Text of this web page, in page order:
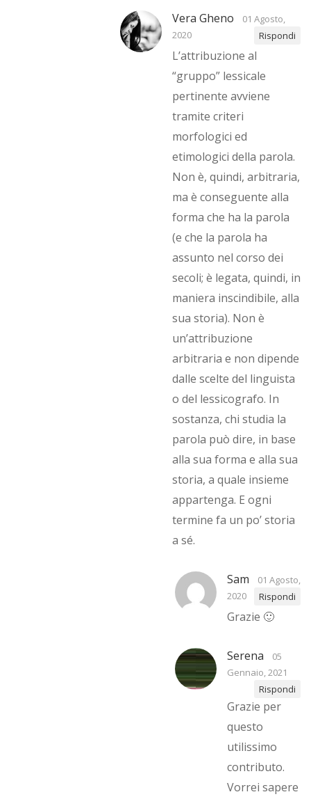
Vera Gheno
01 Agosto,
2020
Rispondi
L’attribuzione al
“gruppo” lessicale
pertinente avviene
tramite criteri
morfologici ed
etimologici della parola.
Non è, quindi, arbitraria,
ma è conseguente alla
forma che ha la parola
(e che la parola ha
assunto nel corso dei
secoli; è legata, quindi, in
maniera inscindibile, alla
sua storia). Non è
un’attribuzione
arbitraria e non dipende
dalle scelte del linguista
o del lessicografo. In
sostanza, chi studia la
parola può dire, in base
alla sua forma e alla sua
storia, a quale insieme
appartenga. E ogni
termine fa un po’ storia
a sé.
Sam
01 Agosto,
2020
Rispondi
Grazie 🙂
Serena
05
Gennaio, 2021
Rispondi
Grazie per
questo
utilissimo
contributo.
Vorrei sapere